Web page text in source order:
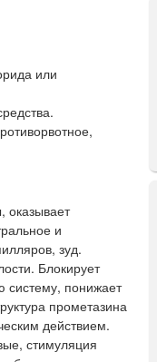
или
оказывает
и
зуд.
Блокирует
систему, понижает
прометазина
действием.
стимуляция